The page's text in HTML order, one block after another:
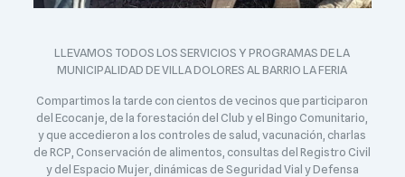
LLEVAMOS TODOS LOS SERVICIOS Y PROGRAMAS DE LA
MUNICIPALIDAD DE VILLA DOLORES AL BARRIO LA FERIA
Compartimos la tarde con cientos de vecinos que participaron
del Ecocanje, de la forestación del Club y el Bingo Comunitario,
y que accedieron a los controles de salud, vacunación, charlas
de RCP, Conservación de alimentos, consultas del Registro Civil
y del Espacio Mujer, dinámicas de Seguridad Vial y Defensa